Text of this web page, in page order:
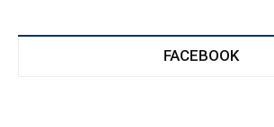
FACEBOOK